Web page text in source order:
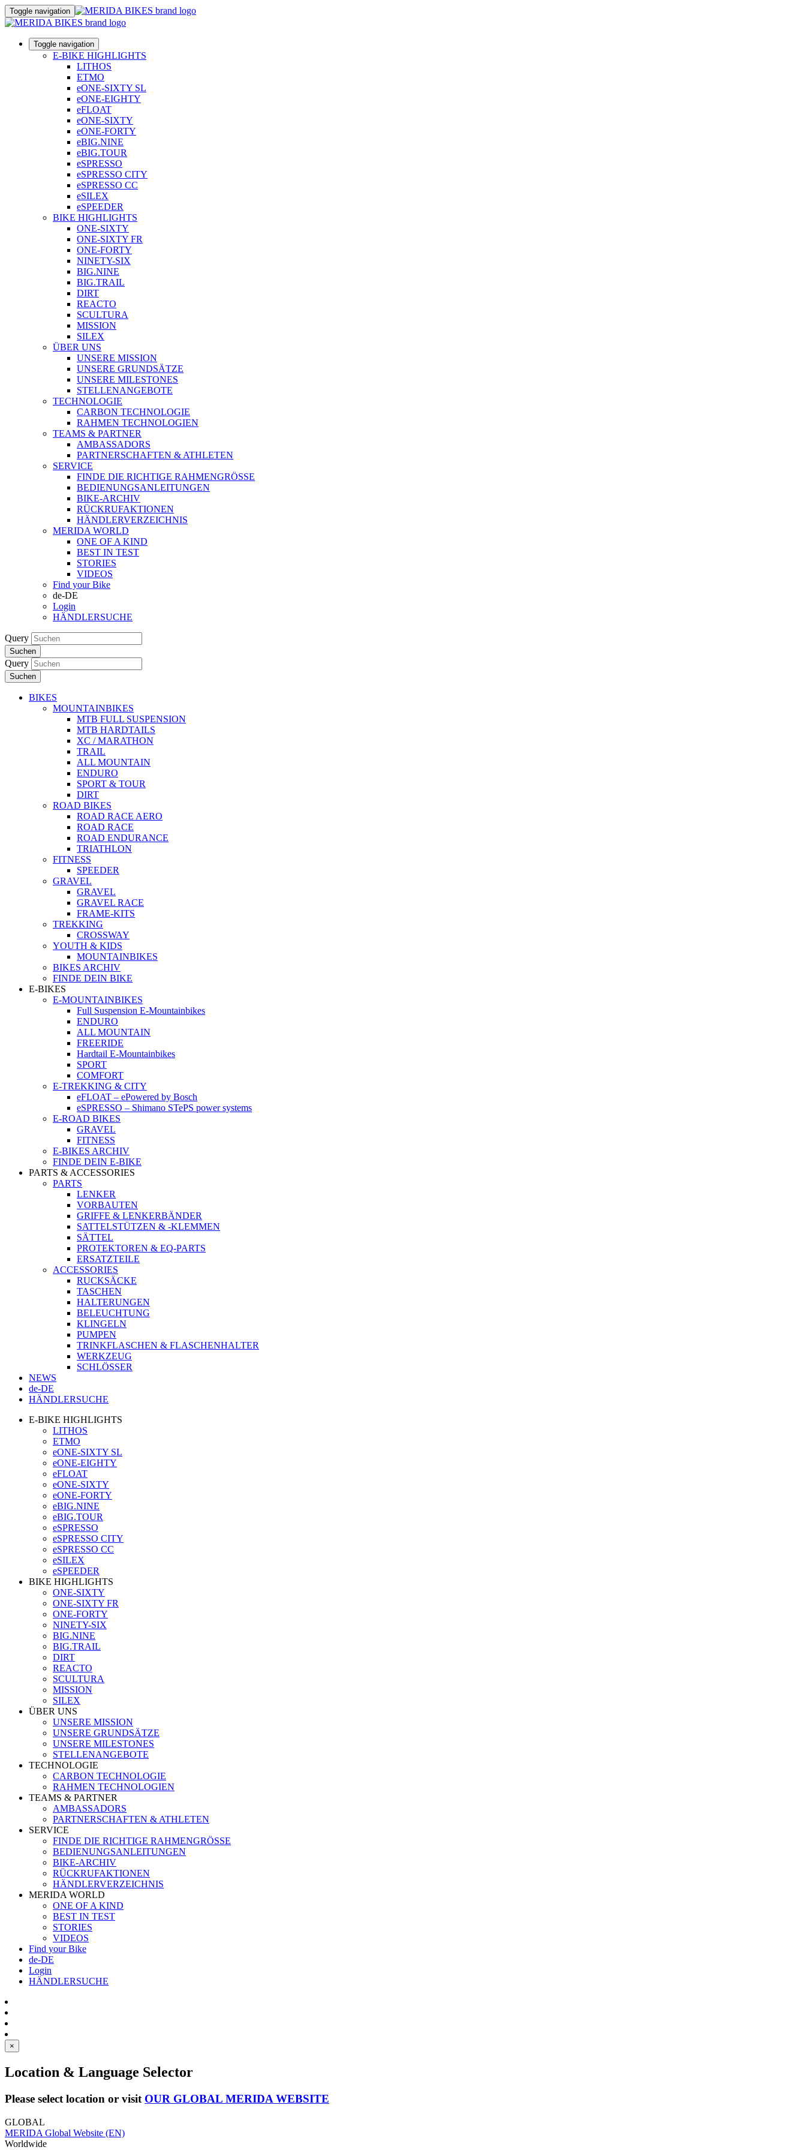
Toggle navigation
Toggle navigation
E-BIKE HIGHLIGHTS
LITHOS
ETMO
eONE-SIXTY SL
eONE-EIGHTY
eFLOAT
eONE-SIXTY
eONE-FORTY
eBIG.NINE
eBIG.TOUR
eSPRESSO
eSPRESSO CITY
eSPRESSO CC
eSILEX
eSPEEDER
BIKE HIGHLIGHTS
ONE-SIXTY
ONE-SIXTY FR
ONE-FORTY
NINETY-SIX
BIG.NINE
BIG.TRAIL
DIRT
REACTO
SCULTURA
MISSION
SILEX
ÜBER UNS
UNSERE MISSION
UNSERE GRUNDSÄTZE
UNSERE MILESTONES
STELLENANGEBOTE
TECHNOLOGIE
CARBON TECHNOLOGIE
RAHMEN TECHNOLOGIEN
TEAMS & PARTNER
AMBASSADORS
PARTNERSCHAFTEN & ATHLETEN
SERVICE
FINDE DIE RICHTIGE RAHMENGRÖSSE
BEDIENUNGSANLEITUNGEN
BIKE-ARCHIV
RÜCKRUFAKTIONEN
HÄNDLERVERZEICHNIS
MERIDA WORLD
ONE OF A KIND
BEST IN TEST
STORIES
VIDEOS
Find your Bike
de-DE
Login
HÄNDLERSUCHE
Query
Suchen
Query
Suchen
BIKES
MOUNTAINBIKES
MTB FULL SUSPENSION
MTB HARDTAILS
XC / MARATHON
TRAIL
ALL MOUNTAIN
ENDURO
SPORT & TOUR
DIRT
ROAD BIKES
ROAD RACE AERO
ROAD RACE
ROAD ENDURANCE
TRIATHLON
FITNESS
SPEEDER
GRAVEL
GRAVEL
GRAVEL RACE
FRAME-KITS
TREKKING
CROSSWAY
YOUTH & KIDS
MOUNTAINBIKES
BIKES ARCHIV
FINDE DEIN BIKE
E-BIKES
E-MOUNTAINBIKES
Full Suspension E-Mountainbikes
ENDURO
ALL MOUNTAIN
FREERIDE
Hardtail E-Mountainbikes
SPORT
COMFORT
E-TREKKING & CITY
eFLOAT – ePowered by Bosch
eSPRESSO – Shimano STePS power systems
E-ROAD BIKES
GRAVEL
FITNESS
E-BIKES ARCHIV
FINDE DEIN E-BIKE
PARTS & ACCESSORIES
PARTS
LENKER
VORBAUTEN
GRIFFE & LENKERBÄNDER
SATTELSTÜTZEN & -KLEMMEN
SÄTTEL
PROTEKTOREN & EQ-PARTS
ERSATZTEILE
ACCESSORIES
RUCKSÄCKE
TASCHEN
HALTERUNGEN
BELEUCHTUNG
KLINGELN
PUMPEN
TRINKFLASCHEN & FLASCHENHALTER
WERKZEUG
SCHLÖSSER
NEWS
de-DE
HÄNDLERSUCHE
E-BIKE HIGHLIGHTS
LITHOS
ETMO
eONE-SIXTY SL
eONE-EIGHTY
eFLOAT
eONE-SIXTY
eONE-FORTY
eBIG.NINE
eBIG.TOUR
eSPRESSO
eSPRESSO CITY
eSPRESSO CC
eSILEX
eSPEEDER
BIKE HIGHLIGHTS
ONE-SIXTY
ONE-SIXTY FR
ONE-FORTY
NINETY-SIX
BIG.NINE
BIG.TRAIL
DIRT
REACTO
SCULTURA
MISSION
SILEX
ÜBER UNS
UNSERE MISSION
UNSERE GRUNDSÄTZE
UNSERE MILESTONES
STELLENANGEBOTE
TECHNOLOGIE
CARBON TECHNOLOGIE
RAHMEN TECHNOLOGIEN
TEAMS & PARTNER
AMBASSADORS
PARTNERSCHAFTEN & ATHLETEN
SERVICE
FINDE DIE RICHTIGE RAHMENGRÖSSE
BEDIENUNGSANLEITUNGEN
BIKE-ARCHIV
RÜCKRUFAKTIONEN
HÄNDLERVERZEICHNIS
MERIDA WORLD
ONE OF A KIND
BEST IN TEST
STORIES
VIDEOS
Find your Bike
de-DE
Login
HÄNDLERSUCHE
×
Location & Language Selector
Please select location or visit OUR GLOBAL MERIDA WEBSITE
GLOBAL
MERIDA Global Website (EN)
Worldwide